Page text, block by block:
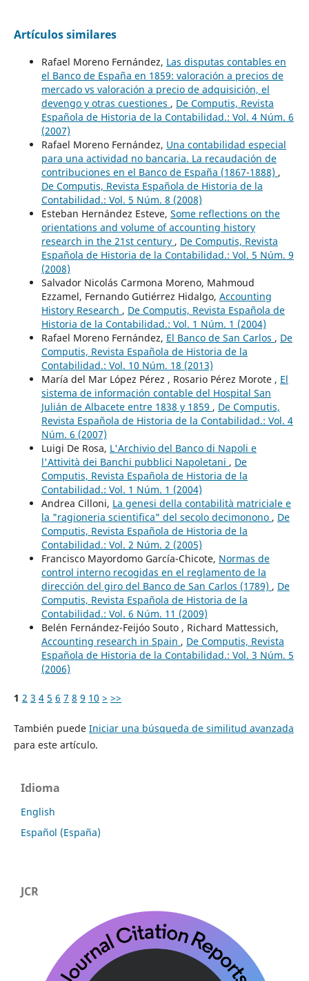
Artículos similares
Rafael Moreno Fernández, Las disputas contables en
el Banco de España en 1859: valoración a precios de
mercado vs valoración a precio de adquisición, el
devengo y otras cuestiones , De Computis, Revista
Española de Historia de la Contabilidad.: Vol. 4 Núm. 6
(2007)
Rafael Moreno Fernández, Una contabilidad especial
para una actividad no bancaria. La recaudación de
contribuciones en el Banco de España (1867-1888) ,
De Computis, Revista Española de Historia de la
Contabilidad.: Vol. 5 Núm. 8 (2008)
Esteban Hernández Esteve, Some reflections on the
orientations and volume of accounting history
research in the 21st century , De Computis, Revista
Española de Historia de la Contabilidad.: Vol. 5 Núm. 9
(2008)
Salvador Nicolás Carmona Moreno, Mahmoud
Ezzamel, Fernando Gutiérrez Hidalgo, Accounting
History Research , De Computis, Revista Española de
Historia de la Contabilidad.: Vol. 1 Núm. 1 (2004)
Rafael Moreno Fernández, El Banco de San Carlos , De
Computis, Revista Española de Historia de la
Contabilidad.: Vol. 10 Núm. 18 (2013)
María del Mar López Pérez , Rosario Pérez Morote , El
sistema de información contable del Hospital San
Julián de Albacete entre 1838 y 1859 , De Computis,
Revista Española de Historia de la Contabilidad.: Vol. 4
Núm. 6 (2007)
Luigi De Rosa, L'Archivio del Banco di Napoli e
l'Attività dei Banchi pubblici Napoletani , De
Computis, Revista Española de Historia de la
Contabilidad.: Vol. 1 Núm. 1 (2004)
Andrea Cilloni, La genesi della contabilità matriciale e
la "ragioneria scientifica" del secolo decimonono , De
Computis, Revista Española de Historia de la
Contabilidad.: Vol. 2 Núm. 2 (2005)
Francisco Mayordomo García-Chicote, Normas de
control interno recogidas en el reglamento de la
dirección del giro del Banco de San Carlos (1789) , De
Computis, Revista Española de Historia de la
Contabilidad.: Vol. 6 Núm. 11 (2009)
Belén Fernández-Feijóo Souto , Richard Mattessich,
Accounting research in Spain , De Computis, Revista
Española de Historia de la Contabilidad.: Vol. 3 Núm. 5
(2006)
1 2 3 4 5 6 7 8 9 10 > >>
También puede Iniciar una búsqueda de similitud avanzada
para este artículo.
Idioma
English
Español (España)
JCR